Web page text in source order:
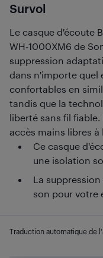
Survol
Le casque d'écoute
WH-1000XM6 de
suppression
dans n'importe quel
confortables en
tandis que la
liberté sans fil
accès mains libres à
Ce casque
une isolation
La
son pour votre
Traduction automatique de